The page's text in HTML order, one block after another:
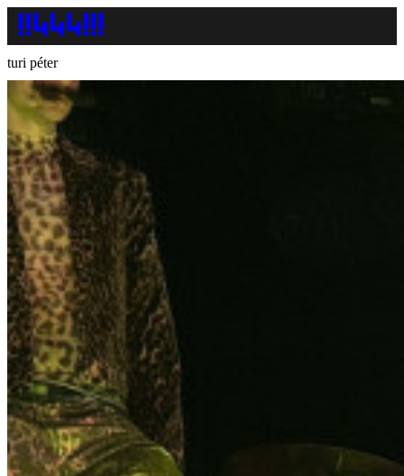
turi péter